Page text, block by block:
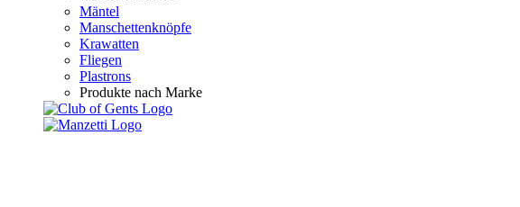
Mäntel
Manschettenknöpfe
Krawatten
Fliegen
Plastrons
Produkte nach Marke